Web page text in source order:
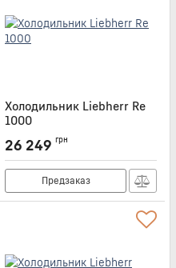
Холодильник Liebherr Re
1000
RE1000
26 249 грн
Предзаказ